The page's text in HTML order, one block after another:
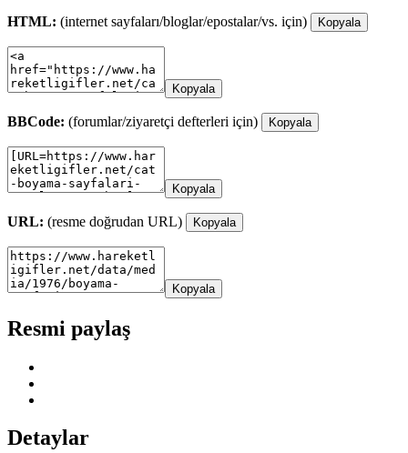
HTML: (internet sayfaları/bloglar/epostalar/vs. için) Kopyala
Kopyala
BBCode: (forumlar/ziyaretçi defterleri için) Kopyala
Kopyala
URL: (resme doğrudan URL) Kopyala
Kopyala
Resmi paylaş
Detaylar